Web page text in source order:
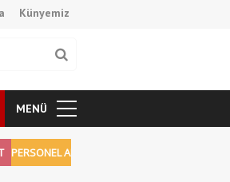
Künyemiz
MENÜ